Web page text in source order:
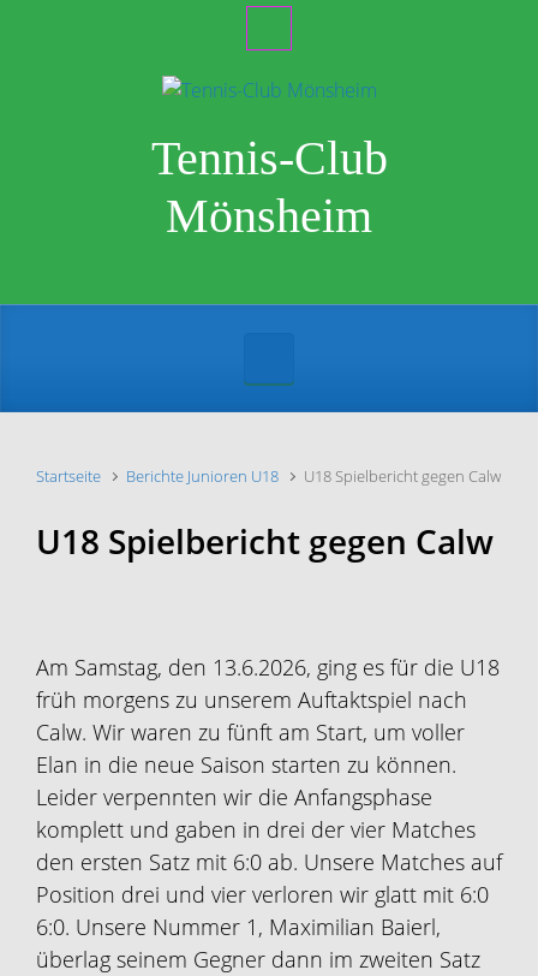
Tennis-Club
Mönsheim
Startseite Berichte Junioren U18 U18 Spielbericht gegen Calw
U18 Spielbericht gegen Calw
Am Samstag, den 13.6.2026, ging es für die U18
früh morgens zu unserem Auftaktspiel nach
Calw. Wir waren zu fünft am Start, um voller
Elan in die neue Saison starten zu können.
Leider verpennten wir die Anfangsphase
komplett und gaben in drei der vier Matches
den ersten Satz mit 6:0 ab. Unsere Matches auf
Position drei und vier verloren wir glatt mit 6:0
6:0. Unsere Nummer 1, Maximilian Baierl,
überlag seinem Gegner dann im zweiten Satz